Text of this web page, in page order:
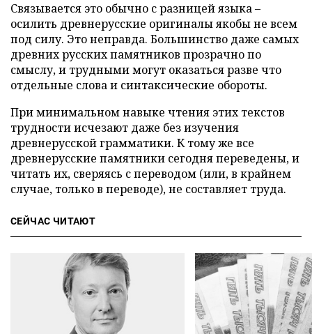
Связывается это обычно с разницей языка –
осилить древнерусские оригиналы якобы не всем
под силу. Это неправда. Большинство даже самых
древних русских памятников прозрачно по
смыслу, и трудными могут оказаться разве что
отдельные слова и синтаксические обороты.
При минимальном навыке чтения этих текстов
трудности исчезают даже без изучения
древнерусской грамматики. К тому же все
древнерусские памятники сегодня переведены, и
читать их, сверяясь с переводом (или, в крайнем
случае, только в переводе), не составляет труда.
СЕЙЧАС ЧИТАЮТ